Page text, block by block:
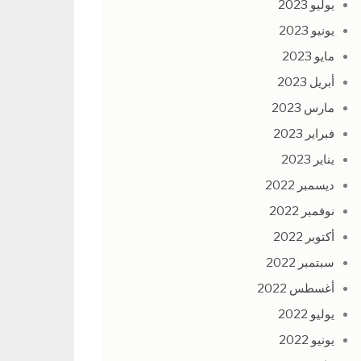
يوليو 2023
يونيو 2023
مايو 2023
أبريل 2023
مارس 2023
فبراير 2023
يناير 2023
ديسمبر 2022
نوفمبر 2022
أكتوبر 2022
سبتمبر 2022
أغسطس 2022
يوليو 2022
يونيو 2022